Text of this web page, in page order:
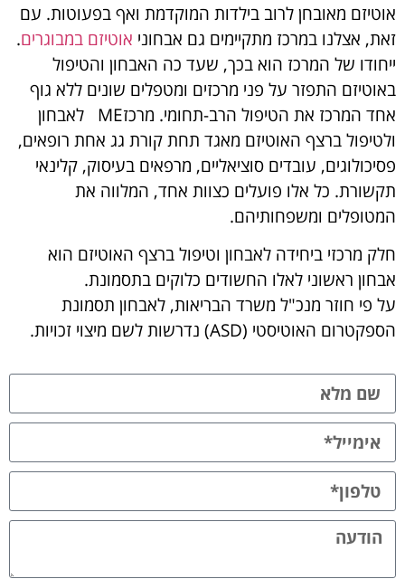
אוטיזם מאובחן לרוב בילדות המוקדמת ואף בפעוטות. עם
זאת, אצלנו במרכז מתקיימים גם אבחוני אוטיזם במבוגרים.
ייחודו של המרכז הוא בכך, שעד כה האבחון והטיפול
באוטיזם התפזר על פני מרכזים ומטפלים שונים ללא גוף
אחד המרכז את הטיפול הרב-תחומי. מרכזME לאבחון
ולטיפול ברצף האוטיזם מאגד תחת קורת גג אחת רופאים,
פסיכולוגים, עובדים סוציאליים, מרפאים בעיסוק, קלינאי
תקשורת. כל אלו פועלים כצוות אחד, המלווה את
המטופלים ומשפחותיהם.
חלק מרכזי ביחידה לאבחון וטיפול ברצף האוטיזם הוא
אבחון ראשוני לאלו החשודים כלוקים בתסמונת.
על פי חוזר מנכ"ל משרד הבריאות, לאבחון תסמונת
הספקטרום האוטיסטי (ASD) נדרשות לשם מיצוי זכויות.